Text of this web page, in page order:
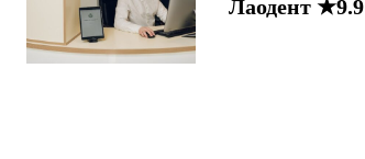
Лаодент ★9.9